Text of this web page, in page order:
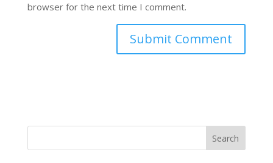
browser for the next time I comment.